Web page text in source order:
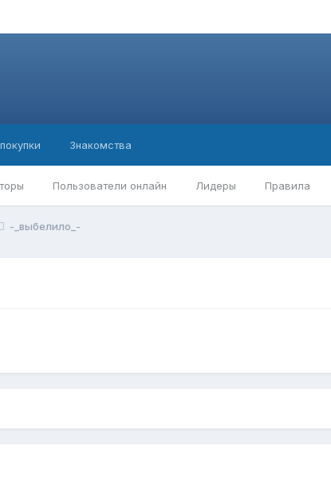
Пользователи онлайн Лидеры Правила
Знакомства
-_выбелило_-